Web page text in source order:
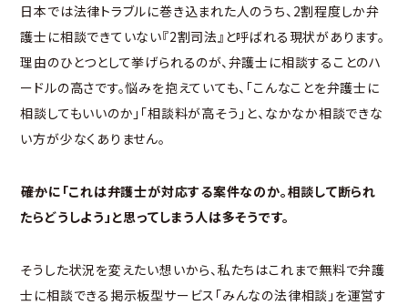
日本では法律トラブルに巻き込まれた人のうち、2割程度しか弁
護士に相談できていない『2割司法』と呼ばれる現状があります。
理由のひとつとして挙げられるのが、弁護士に相談することのハ
ードルの高さです。悩みを抱えていても、「こんなことを弁護士に
相談してもいいのか」「相談料が高そう」と、なかなか相談できな
い方が少なくありません。
――確かに「これは弁護士が対応する案件なのか。相談して断られ
たらどうしよう」と思ってしまう人は多そうです。
そうした状況を変えたい想いから、私たちはこれまで無料で弁護
士に相談できる掲示板型サービス「みんなの法律相談」を運営す